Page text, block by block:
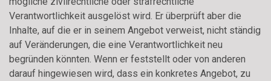
Verantwortlichkeit ausgelöst wird. Er überprüft aber die
Inhalte, auf die er in seinem Angebot verweist, nicht ständig
auf Veränderungen, die eine Verantwortlichkeit neu
begründen könnten. Wenn er feststellt oder von anderen
darauf hingewiesen wird, dass ein konkretes Angebot, zu